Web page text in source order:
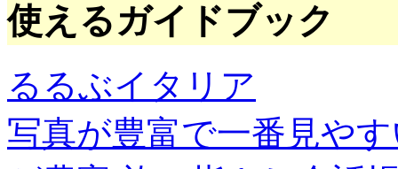
使えるガイドブック
るるぶイタリア
写真が豊富で一番見や